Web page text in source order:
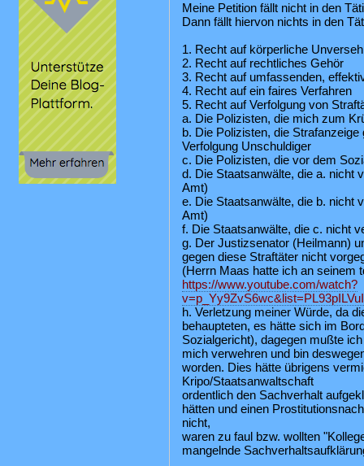
Meine Petition fällt nicht in den
Dann fällt hiervon nichts in den
1. Recht auf körperliche
2. Recht auf rechtliches Gehör
3. Recht auf umfassenden,
4. Recht auf ein faires Verfahren
5. Recht auf Verfolgung von
a. Die Polizisten, die mich zum
b. Die Polizisten, die
Verfolgung Unschuldiger
c. Die Polizisten, die vor dem
d. Die Staatsanwälte, die a. nicht
Amt)
e. Die Staatsanwälte, die b. nicht
Amt)
f. Die Staatsanwälte, die c. nicht
g. Der Justizsenator (Heilmann)
gegen diese Straftäter nicht
(Herrn Maas hatte ich an seinem
https://www.youtube.com/watch?
h. Verletzung meiner Würde, da
behaupteten, es hätte sich im
Sozialgericht), dagegen mußte ich
mich verwehren und bin
worden. Dies hätte übrigens
Kripo/Staatsanwaltschaft
ordentlich den Sachverhalt
hätten und einen
nicht,
waren zu faul bzw. wollten
mangelnde